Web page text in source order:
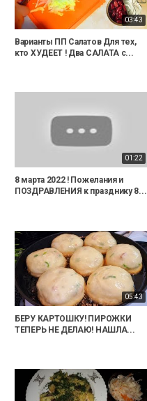
03:43
Варианты ПП Салатов Для тех,
кто ХУДЕЕТ ! Два САЛАТА с...
01:22
8 марта 2022 ! Пожелания и
ПОЗДРАВЛЕНИЯ к празднику 8...
05:43
БЕРУ КАРТОШКУ! ПИРОЖКИ
ТЕПЕРЬ НЕ ДЕЛАЮ! НАШЛА...